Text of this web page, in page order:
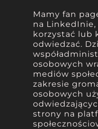
Mamy fan
na
korzystać lub
odwiedzać.
osobowych
mediów
zakresie
osobowych
strony na